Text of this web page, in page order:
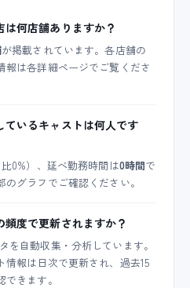
何店舗ありますか？
が掲載されています。各店舗の
報は各詳細ページでご覧くださ
いるキャストは何人です
比0%）、延べ勤務時間は0時間で
グラフでご確認ください。
度で更新されますか？
を自動収集・分析しています。
報は日次で更新され、過去15
きます。